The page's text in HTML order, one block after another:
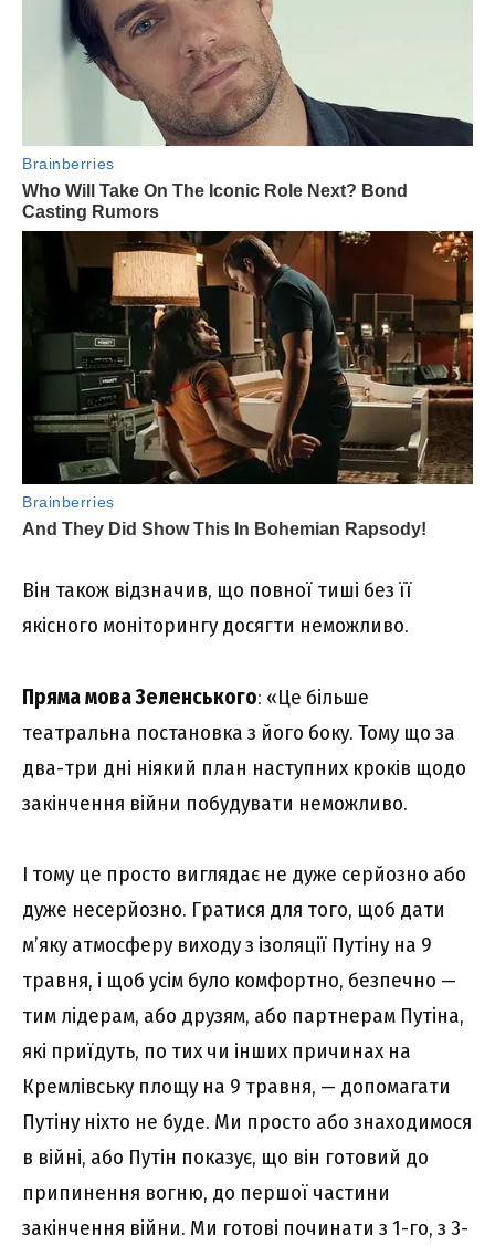
Він також відзначив, що повної тиші без її
якісного моніторингу досягти неможливо.
Пряма мова Зеленського: «Це більше
театральна постановка з його боку. Тому що за
два-три дні ніякий план наступних кроків щодо
закінчення війни побудувати неможливо.
І тому це просто виглядає не дуже серйозно або
дуже несерйозно. Гратися для того, щоб дати
м’яку атмосферу виходу з ізоляції Путіну на 9
травня, і щоб усім було комфортно, безпечно —
тим лідерам, або друзям, або партнерам Путіна,
які приїдуть, по тих чи інших причинах на
Кремлівську площу на 9 травня, — допомагати
Путіну ніхто не буде. Ми просто або знаходимося
в війні, або Путін показує, що він готовий до
припинення вогню, до першої частини
закінчення війни. Ми готові починати з 1-го, з 3-